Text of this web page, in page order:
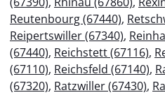
Reutenbourg (67440),
Reipertswiller (67340),
(67440), Reichstett (67116),
(67110), Reichsfeld (67140),
(67320), Ratzwiller (67430),